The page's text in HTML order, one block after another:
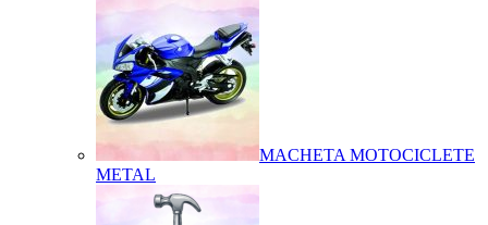
MACHETA MOTOCICLETE
METAL